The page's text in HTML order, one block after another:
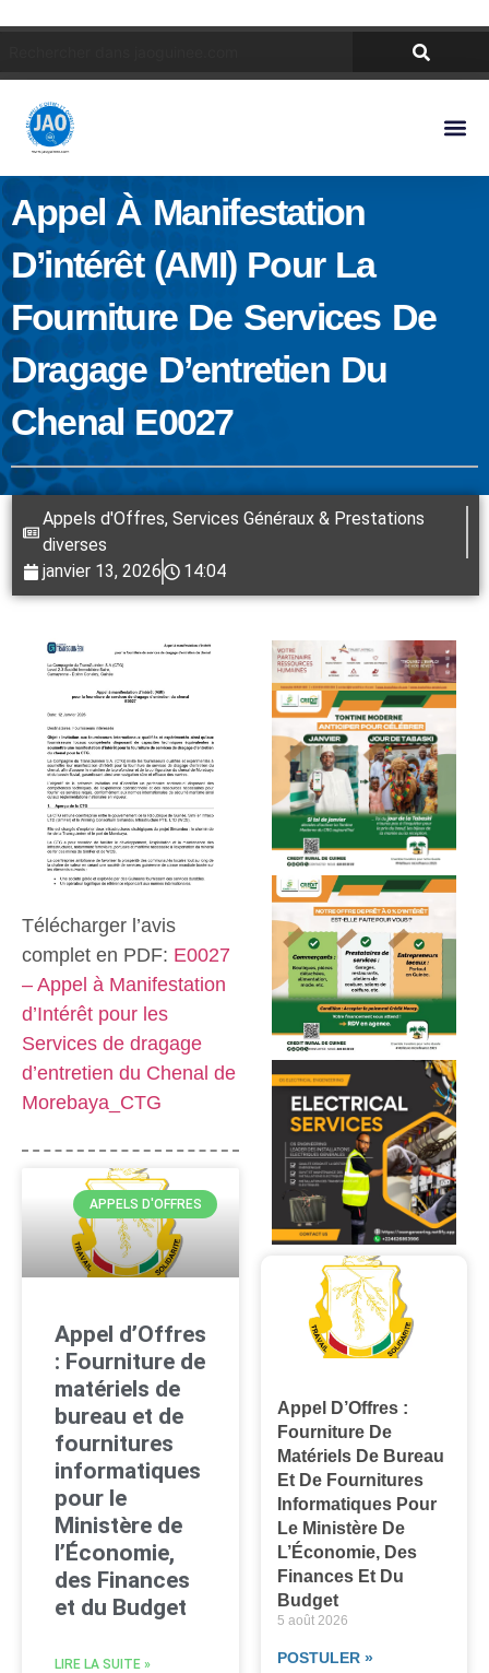
Appel À Manifestation
D’intérêt (AMI) Pour La
Fourniture De Services De
Dragage D’entretien Du
Chenal E0027
Appels d'Offres, Services Généraux & Prestations
diverses
janvier 13, 2026
14:04
Télécharger l’avis
complet en PDF: E0027
– Appel à Manifestation
d’Intérêt pour les
Services de dragage
d’entretien du Chenal de
Morebaya_CTG
APPELS D'OFFRES
Appel d’Offres
: Fourniture de
matériels de
bureau et de
fournitures
informatiques
pour le
Ministère de
l’Économie,
des Finances
et du Budget
LIRE LA SUITE »
Appel D’Offres :
Fourniture De
Matériels De Bureau
Et De Fournitures
Informatiques Pour
Le Ministère De
L’Économie, Des
Finances Et Du
Budget
5 août 2026
POSTULER »